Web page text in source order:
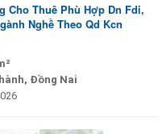
Cho Thuê Phù Hợp Dn Fdi,
Nghề Theo Qd Kcn
Đồng Nai